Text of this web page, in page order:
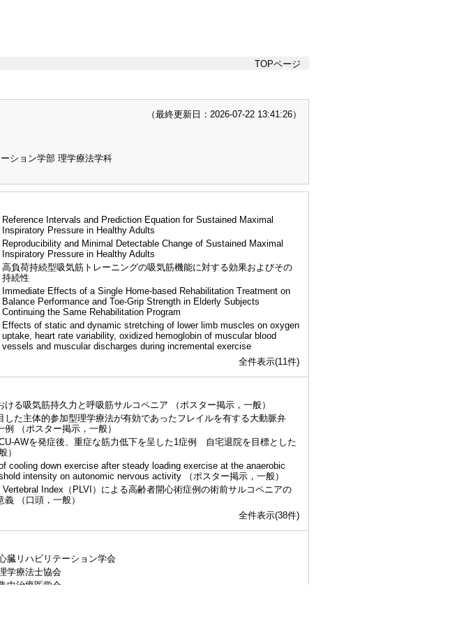
TOPページ
（最終更新日：2026-07-22 13:41:26）
ション学部 理学療法学科
Reference Intervals and Prediction Equation for Sustained Maximal
Inspiratory Pressure in Healthy Adults
Reproducibility and Minimal Detectable Change of Sustained Maximal
Inspiratory Pressure in Healthy Adults
高負荷持続型吸気筋トレーニングの吸気筋機能に対する効果およびその
持続性
Immediate Effects of a Single Home-based Rehabilitation Treatment on
Balance Performance and Toe-Grip Strength in Elderly Subjects
Continuing the Same Rehabilitation Program
Effects of static and dynamic stretching of lower limb muscles on oxygen
uptake, heart rate variability, oxidized hemoglobin of muscular blood
vessels and muscular discharges during incremental exercise
全件表示(11件)
ける吸気筋持久力と呼吸筋サルコペニア （ポスター掲示，一般）
した主体的参加型理学療法が有効であったフレイルを有する大動脈弁
例 （ポスター掲示，一般）
AWを発症後、重症な筋力低下を呈した1症例 自宅退院を目標とした
）
cooling down exercise after steady loading exercise at the anaerobic
intensity on autonomic nervous activity （ポスター掲示，一般）
Vertebral Index（PLVI）による高齢者開心術症例の術前サルコペニアの
義 （口頭，一般）
全件表示(38件)
臓リハビリテーション学会
学療法士協会
中治療医学会